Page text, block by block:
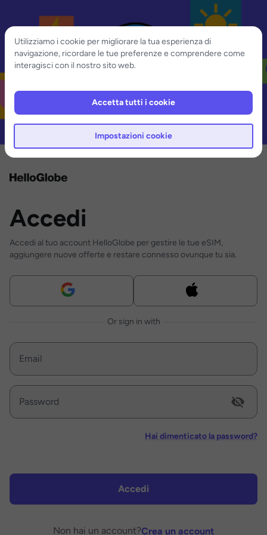
Accedi
Accedi al tuo account HelloGlobe per gestire le tue eSIM,
aggiungere nuove offerte e restare connesso ovunque tu sia.
Or sign in with
Email
Password
Hai dimenticato la password?
Accedi
Non hai un account?Crea un account
Utilizziamo i cookie per migliorare la tua esperienza di
navigazione, ricordare le tue preferenze e comprendere come
interagisci con il nostro sito web.
Impostazioni cookie
Accetta tutti i cookie